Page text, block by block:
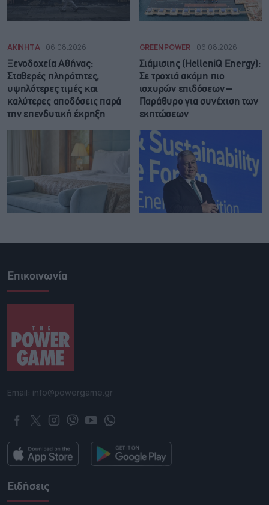
ΑΚΙΝΗΤΑ 06.08.2026
Ξενοδοχεία Αθήνας:
Σταθερές πληρότητες,
υψηλότερες τιμές και
καλύτερες αποδόσεις παρά
την επενδυτική έκρηξη
GREEN POWER 06.08.2026
Σιάμισιης (HelleniQ Energy):
Σε τροχιά ακόμη πιο
ισχυρών επιδόσεων –
Παράθυρο για συνέχιση των
εκπτώσεων
Επικοινωνία
Email: info@powergame.gr
Ειδήσεις